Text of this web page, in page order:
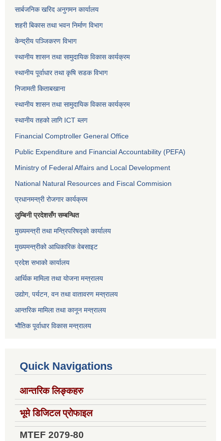
सार्बजनिक खरिद अनुगमन कार्यालय
शहरी बिकास तथा भवन निर्माण विभाग
केन्द्रीय पञ्जिकरण विभाग
स्थानीय शासन तथा सामुदायिक विकास कार्यक्रम
स्थानीय पूर्वाधार तथा कृषि सडक विभाग
निजामती किताबखाना
स्थानीय शासन तथा सामुदायिक विकास कार्यक्रम
स्थानीय तहको लागि ICT ब्लग
Financial Comptroller General Office
Public Expenditure and Financial Accountability (PEFA)
Ministry of Federal Affairs and Local Development
National Natural Resources and Fiscal Commision
प्रधानमन्त्री रोजगार कार्यक्रम
लुम्बिनी प्रदेशसँग सम्बन्धित
मुख्यमन्त्री तथा मन्त्रिपरिषद्को कार्यालय
मुख्यमन्त्रीको आधिकारिक वेबसाइट
प्रदेश सभाको कार्यालय
आर्थिक मामिला तथा योजना मन्त्रालय
उद्योग, पर्यटन, वन तथा वातावरण मन्त्रालय
आन्तरिक मामिला तथा कानून मन्त्रालय
भौतिक पूर्वाधार विकास मन्त्रालय
Quick Navigations
आन्तरिक लिङ्कहरु
भूमे डिजिटल प्रोफाइल
MTEF 2079-80